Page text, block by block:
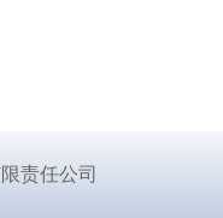
责任公司